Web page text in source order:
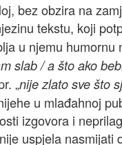
bez obzira na
tekstu, koji
u njemu humornu
slab / a što ako
„nije zlato sve što
u mlađahnoj
izgovora i
uspjela